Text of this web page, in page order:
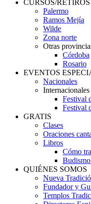
CURSOS/RETIROS
Palermo
Ramos Mejía
Wilde
Zona norte
Otras
Córdoba
Rosario
EVENTOS
Nacionales
Internacionales
Festival
Festival
GRATIS
Clases
Oraciones
Libros
Cómo
QUIÉNES SOMOS
Nueva
Fundador y
Templos